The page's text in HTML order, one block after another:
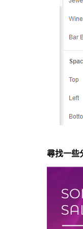
尋找一些